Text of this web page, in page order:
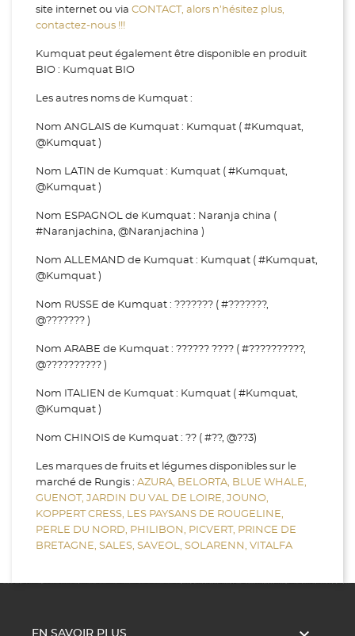
site internet ou via CONTACT, alors n’hésitez plus,
contactez-nous !!!
Kumquat peut également être disponible en produit
BIO : Kumquat BIO
Les autres noms de Kumquat :
Nom ANGLAIS de Kumquat : Kumquat ( #Kumquat,
@Kumquat )
Nom LATIN de Kumquat : Kumquat ( #Kumquat,
@Kumquat )
Nom ESPAGNOL de Kumquat : Naranja china (
#Naranjachina, @Naranjachina )
Nom ALLEMAND de Kumquat : Kumquat ( #Kumquat,
@Kumquat )
Nom RUSSE de Kumquat : ??????? ( #???????,
@??????? )
Nom ARABE de Kumquat : ?????? ???? ( #??????????,
@?????????? )
Nom ITALIEN de Kumquat : Kumquat ( #Kumquat,
@Kumquat )
Nom CHINOIS de Kumquat : ?? ( #??, @??3)
Les marques de fruits et légumes disponibles sur le
marché de Rungis : AZURA, BELORTA, BLUE WHALE,
GUENOT, JARDIN DU VAL DE LOIRE, JOUNO,
KOPPERT CRESS, LES PAYSANS DE ROUGELINE,
PERLE DU NORD, PHILIBON, PICVERT, PRINCE DE
BRETAGNE, SALES, SAVEOL, SOLARENN, VITALFA
EN SAVOIR PLUS